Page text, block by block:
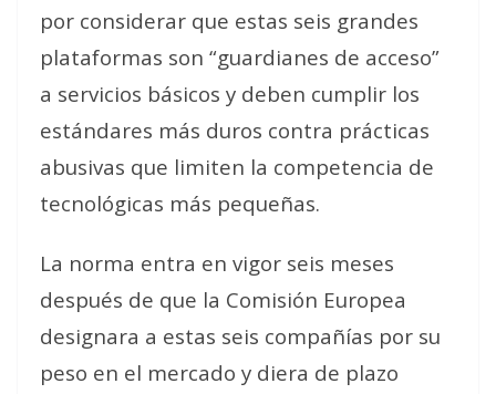
por considerar que estas seis grandes
plataformas son “guardianes de acceso”
a servicios básicos y deben cumplir los
estándares más duros contra prácticas
abusivas que limiten la competencia de
tecnológicas más pequeñas.
La norma entra en vigor seis meses
después de que la Comisión Europea
designara a estas seis compañías por su
peso en el mercado y diera de plazo